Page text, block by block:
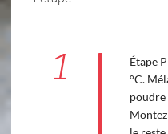
1
Étape
°C.
poudre